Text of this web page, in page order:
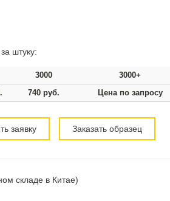
штуку:
3000
3000+
740 руб. Цена по запросу
заявку Заказать образец
складе в Китае)